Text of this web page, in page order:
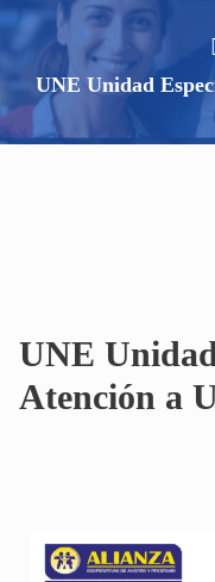
UNE Unidad
UNE
Atención a